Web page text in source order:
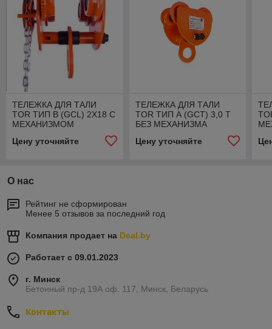
ТЕЛЕЖКА ДЛЯ ТАЛИ
TOR ТИП В (GCL) 2Х18 С
МЕХАНИЗМОМ
Цену уточняйте
ТЕЛЕЖКА ДЛЯ ТАЛИ
TOR ТИП А (GCT) 3,0 Т
БЕЗ МЕХАНИЗМА
Цену уточняйте
О нас
Рейтинг не сформирован
Менее 5 отзывов за последний год
Компания продает на Deal.by
Работает с 09.01.2023
г. Минск
Бетонный пр-д 19А оф. 117, Минск, Беларусь
Контакты